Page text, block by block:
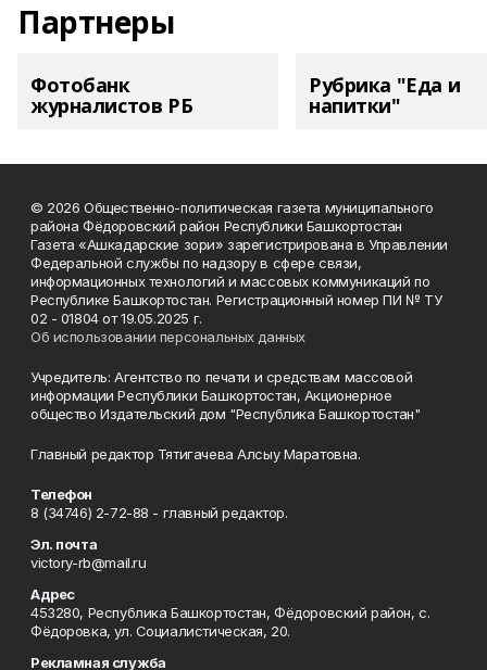
Партнеры
Фотобанк
журналистов РБ
Рубрика "Еда и
напитки"
© 2026 Общественно-политическая газета муниципального
района Фёдоровский район Республики Башкортостан
Газета «Ашкадарские зори» зарегистрирована в Управлении
Федеральной службы по надзору в сфере связи,
информационных технологий и массовых коммуникаций по
Республике Башкортостан. Регистрационный номер ПИ № ТУ
02 - 01804 от 19.05.2025 г.
Об использовании персональных данных
Учредитель: Агентство по печати и средствам массовой
информации Республики Башкортостан, Акционерное
общество Издательский дом "Республика Башкортостан"
Главный редактор Тятигачева Алсыу Маратовна.
Телефон
8 (34746) 2-72-88 - главный редактор.
Эл. почта
victory-rb@mail.ru
Адрес
453280, Республика Башкортостан, Фёдоровский район, с.
Фёдоровка, ул. Социалистическая, 20.
Рекламная служба